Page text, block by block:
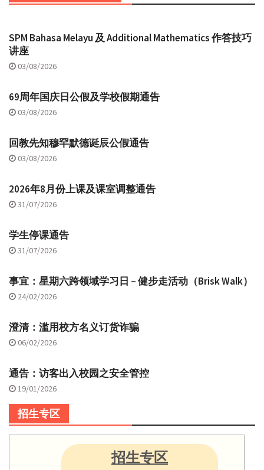
SPM Bahasa Melayu 及 Additional Mathematics 作答技巧
讲座
03/08/2026
69周年国庆日公假及学校假期通告
03/08/2026
回教先知穆罕默德诞辰公假通告
03/08/2026
2026年8月份上课及课室调整通告
31/07/2026
学生停课通告
31/07/2026
事宜：星期六跨领域学习日 – 健步走活动（Brisk Walk）
24/02/2026
澄清：滥用校方名义订货诈骗
06/02/2026
通告：访客出入校园之安全管控
19/01/2026
招生专区
招生专区